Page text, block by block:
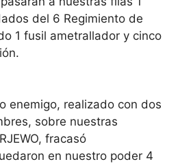
del 6 Regimiento de
1 fusil ametrallador y cinco
enemigo, realizado con dos
sobre nuestras
fracasó
en nuestro poder 4